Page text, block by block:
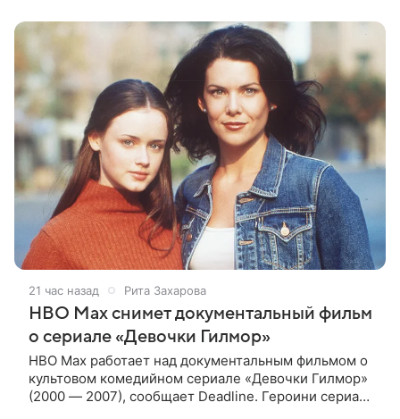
21 час назад Рита Захарова
HBO Max снимет документальный фильм
о сериале «Девочки Гилмор»
HBO Max работает над документальным фильмом о
культовом комедийном сериале «Девочки Гилмор»
(2000 — 2007), сообщает Deadline. Героини сериала